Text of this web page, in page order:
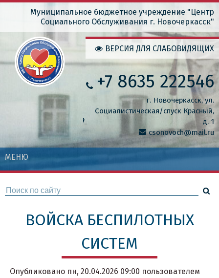
Перейти
к
основному
содержанию
Муниципальное бюджетное учреждение "Центр
Социального Обслуживания г. Новочеркасск"
ВЕРСИЯ ДЛЯ СЛАБОВИДЯЩИХ
+7 8635 222546
г. Новочеркасск, ул.
Социалистическая/спуск Красный,
д. 1
csonovoch@mail.ru
МЕНЮ
ВОЙСКА БЕСПИЛОТНЫХ
СИСТЕМ
Опубликовано пн, 20.04.2026 09:00 пользователем